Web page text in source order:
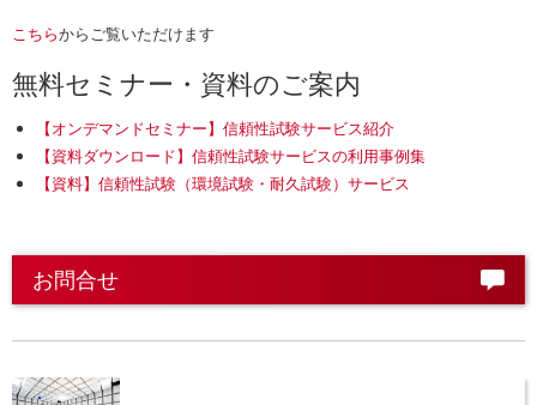
こちらからご覧いただけます
無料セミナー・資料のご案内
【オンデマンドセミナー】信頼性試験サービス紹介
【資料ダウンロード】信頼性試験サービスの利用事例集
【資料】信頼性試験（環境試験・耐久試験）サービス
お問合せ